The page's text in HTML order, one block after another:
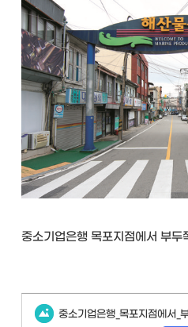
중소기업은행 목포지점에서 부
중소기업은행_목포지점에서_